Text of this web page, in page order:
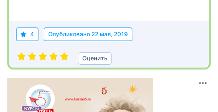
4 Опубликовано 22 мая, 2019
Оценить